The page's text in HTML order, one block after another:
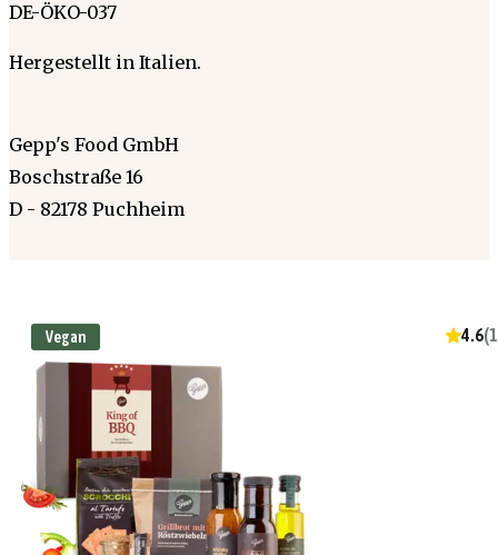
DE-ÖKO-037
Hergestellt in Italien.
Gepp's Food GmbH
Boschstraße 16
D - 82178 Puchheim
Vegan 4.6(